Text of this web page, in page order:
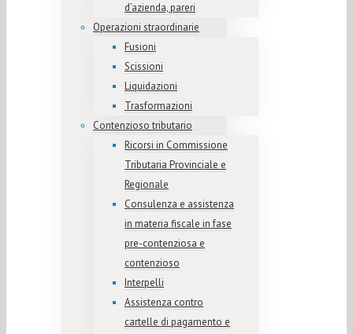
d’azienda, pareri
Operazioni straordinarie
Fusioni
Scissioni
Liquidazioni
Trasformazioni
Contenzioso tributario
Ricorsi in Commissione
Tributaria Provinciale e
Regionale
Consulenza e assistenza
in materia fiscale in fase
pre-contenziosa e
contenzioso
Interpelli
Assistenza contro
cartelle di pagamento e